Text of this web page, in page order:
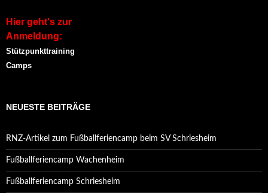
Hier geht's zur
Anmeldung:
Stützpunkttraining
Camps
NEUESTE BEITRÄGE
RNZ-Artikel zum Fußballferiencamp beim SV Schriesheim
Fußballferiencamp Wachenheim
Fußballferiencamp Schriesheim